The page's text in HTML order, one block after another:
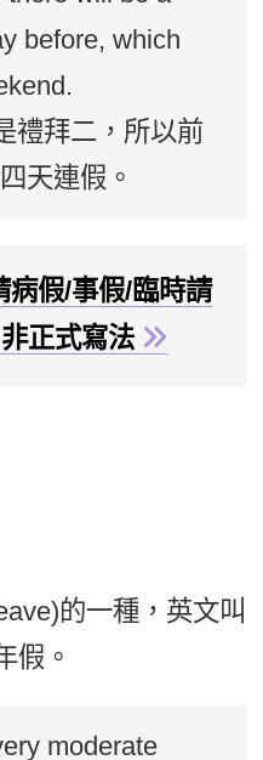
before, which
禮拜二，所以前
天連假。
病假/事假/臨時請
正式寫法
的一種，英文叫
假。
moderate